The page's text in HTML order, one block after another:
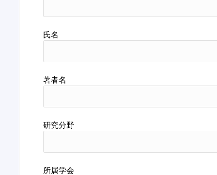
氏名
著者名
研究分野
所属学会